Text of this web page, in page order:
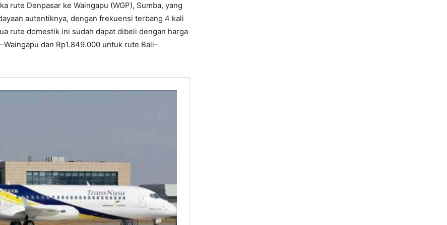
rute Denpasar ke Waingapu (WGP), Sumba, yang
autentiknya, dengan frekuensi terbang 4 kali
rute domestik ini sudah dapat dibeli dengan harga
dan Rp1.849.000 untuk rute Bali–